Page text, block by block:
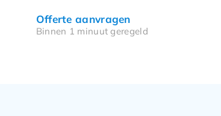
Offerte aanvragen
Binnen 1 minuut geregeld